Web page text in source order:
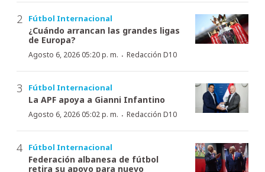
Fútbol Internacional
¿Cuándo arrancan las grandes ligas
de Europa?
Agosto 6, 2026 05:20 p. m. · Redacción D10
Fútbol Internacional
La APF apoya a Gianni Infantino
Agosto 6, 2026 05:02 p. m. · Redacción D10
Fútbol Internacional
Federación albanesa de fútbol
retira su apoyo para nuevo